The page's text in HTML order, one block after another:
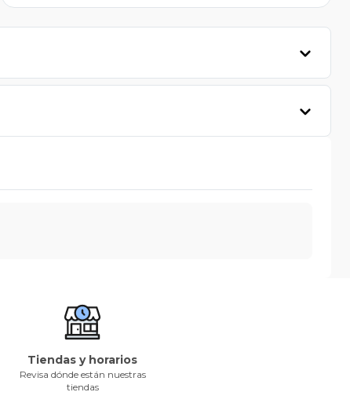
Tiendas y horarios
Revisa dónde están nuestras
tiendas